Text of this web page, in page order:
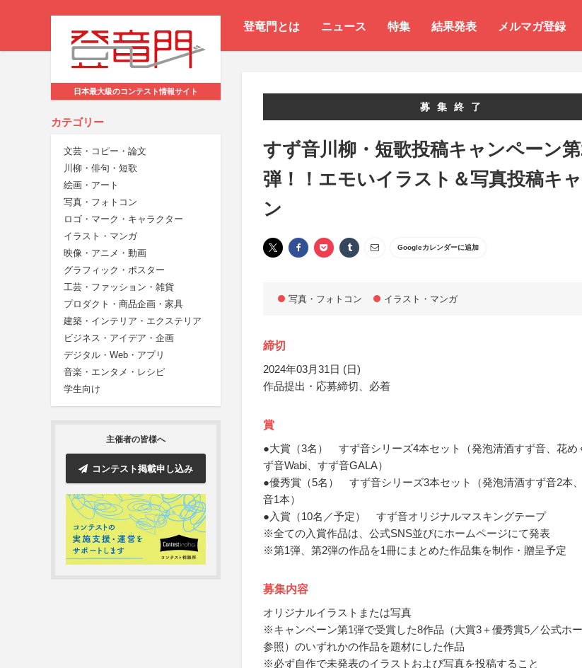
登竜門とは ニュース 特集 結果発表 メルマガ登録
日本最大級のコンテスト情報サイト
カテゴリー
文芸・コピー・論文
川柳・俳句・短歌
絵画・アート
写真・フォトコン
ロゴ・マーク・キャラクター
イラスト・マンガ
映像・アニメ・動画
グラフィック・ポスター
工芸・ファッション・雑貨
プロダクト・商品企画・家具
建築・インテリア・エクステリア
ビジネス・アイデア・企画
デジタル・Web・アプリ
音楽・エンタメ・レシピ
学生向け
主催者の皆様へ
コンテスト掲載申し込み
募集終了
すず音川柳・短歌投稿キャンペーン
弾！！エモいイラスト＆写真投稿キ
ン
Googleカレンダーに追加
写真・フォトコン イラスト・マンガ
締切
2024年03月31日 (日)
作品提出・応募締切、必着
賞
●大賞（3名） すず音シリーズ4本セット（発泡清酒すず音、花め
ず音Wabi、すず音GALA）
●優秀賞（5名） すず音シリーズ3本セット（発泡清酒すず音2本
音1本）
●入賞（10名／予定） すず音オリジナルマスキングテープ
※全ての入賞作品は、公式SNS並びにホームページにて発表
※第1弾、第2弾の作品を1冊にまとめた作品集を制作・贈呈予定
募集内容
オリジナルイラストまたは写真
※キャンペーン第1弾で受賞した8作品（大賞3＋優秀賞5／公式ホ
参照）のいずれかの作品を題材にした作品
※必ず自作で未発表のイラストおよび写真を投稿すること